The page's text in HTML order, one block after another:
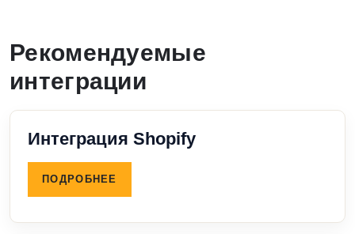
Рекомендуемые
интеграции
Интеграция Shopify
ПОДРОБНЕЕ